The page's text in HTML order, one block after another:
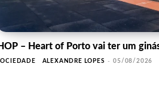
– Heart of Porto vai ter um
ALEXANDRE LOPES - 05/08/2026